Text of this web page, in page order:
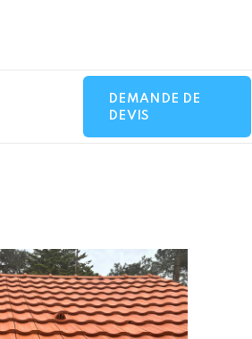
DEMANDE DE
DEVIS